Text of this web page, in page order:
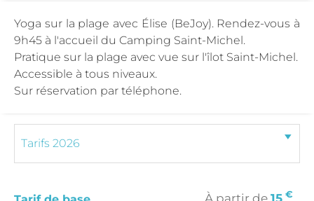
Yoga sur la plage avec Élise (BeJoy). Rendez-vous à
9h45 à l'accueil du Camping Saint-Michel.
Pratique sur la plage avec vue sur l'îlot Saint-Michel.
Accessible à tous niveaux.
Sur réservation par téléphone.
À partir de 15 €